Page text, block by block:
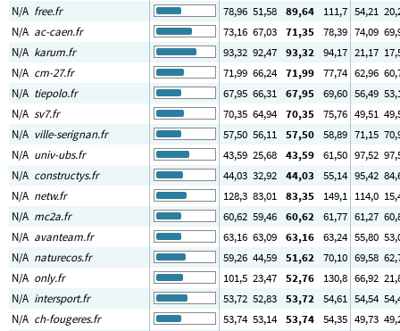
N/A free.fr 78,96 51,58 89,64 111,7 54,21 20
N/A ac-caen.fr 73,16 67,03 71,35 78,39 74,09 69
N/A karum.fr 93,32 92,47 93,32 94,17 21,17 17
N/A cm-27.fr 71,99 66,24 71,99 77,74 62,96 60
N/A tiepolo.fr 67,95 66,31 67,95 69,60 56,49 53
N/A sv7.fr 70,35 64,94 70,35 75,76 49,51 49
N/A ville-serignan.fr 57,50 56,11 57,50 58,89 71,15 70
N/A univ-ubs.fr 43,59 25,68 43,59 61,50 97,52 97
N/A constructys.fr 44,03 32,92 44,03 55,14 95,42 84
N/A netw.fr 128,3 83,01 83,35 149,1 114,0 15
N/A mc2a.fr 60,62 59,46 60,62 61,77 61,27 60
N/A avanteam.fr 63,16 63,09 63,16 63,24 55,80 53
N/A naturecos.fr 59,26 44,59 51,62 70,10 69,58 62
N/A only.fr 101,5 23,47 52,76 130,8 66,92 21
N/A intersport.fr 53,72 52,83 53,72 54,61 54,54 54
N/A ch-fougeres.fr 53,74 53,14 53,74 54,35 49,73 49